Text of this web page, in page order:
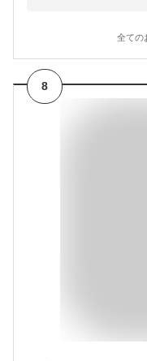
全ての
8